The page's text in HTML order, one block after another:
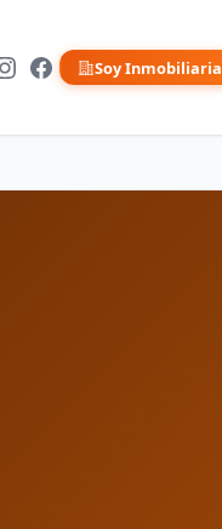
Soy Inmobiliaria